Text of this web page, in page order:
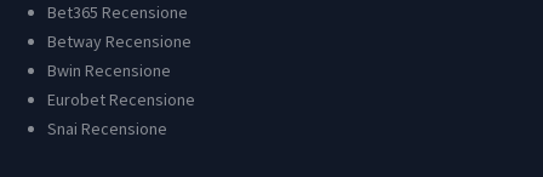
Bet365 Recensione
Betway Recensione
Bwin Recensione
Eurobet Recensione
Snai Recensione